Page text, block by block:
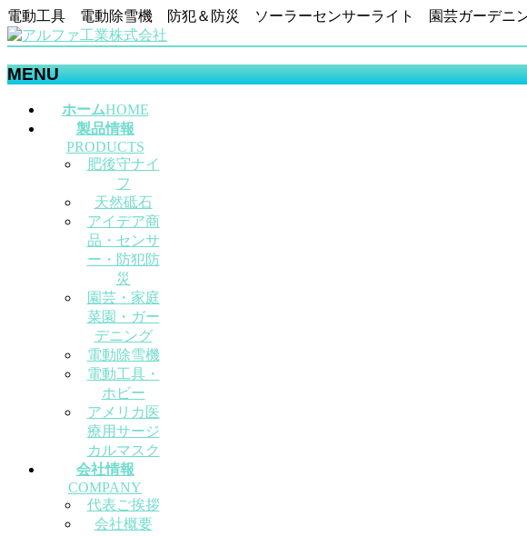
電動工具 電動除雪機 防犯＆防災 ソーラーセンサーライト 園芸ガーデニ
MENU
ホームHOME
製品情報
PRODUCTS
肥後守ナイ
フ
天然砥石
アイデア商
品・センサ
ー・防犯防
災
園芸・家庭
菜園・ガー
デニング
電動除雪機
電動工具・
ホビー
アメリカ医
療用サージ
カルマスク
会社情報
COMPANY
代表ご挨拶
会社概要